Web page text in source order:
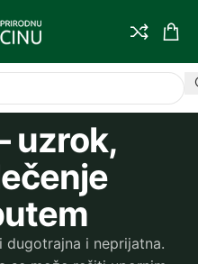
uzrok,
i neprijatna.